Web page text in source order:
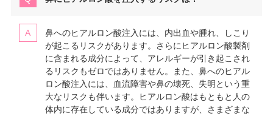
鼻へのヒアルロン酸注入には、内出血や腫れ、しこり
が起こるリスクがあります。さらにヒアルロン酸製剤
に含まれる成分によって、アレルギーが引き起こされ
るリスクもゼロではありません。また、鼻へのヒアル
ロン酸注入には、血流障害や鼻の壊死、失明という重
大なリスクも伴います。ヒアルロン酸はもともと人の
体内に存在している成分ではありますが、さまざまな